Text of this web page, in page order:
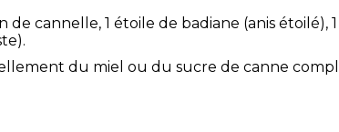
de cannelle, 1 étoile de badiane (anis
du miel ou du sucre de canne